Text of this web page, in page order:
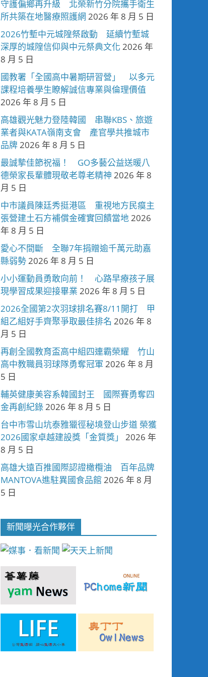
守護偏鄉再升級 北榮新竹分院攜手衛生
所共築在地醫療照護網 2026 年 8 月 5 日
2026竹塹中元城隍祭啟動 延續竹塹城
深厚的城隍信仰與中元祭典文化 2026 年
8 月 5 日
國教署「全國高中暑期研習營」 以多元
課程培養學生瞭解誠信專業與倫理價值
2026 年 8 月 5 日
高雄觀光魅力登陸韓國 串聯KBS、旅遊
業者與KATA嶺南支會 產官學共推城市
品牌2026 年 8 月 5 日
最誠摯佳節祝福！ GO多藝公益送暖八
德榮家長輩體現敬老尊老精神 2026 年 8
月 5 日
中市議員陳廷秀挺港區 重視地方民瘼主
張營建土石方補償金確實回饋當地2026
年 8 月 5 日
愛心不間斷 全聯7年捐贈逾千萬元助嘉
縣弱勢2026 年 8 月 5 日
小小運動員勇敢向前！ 心路早療孩子展
現學習成果迎接畢業 2026 年 8 月 5 日
2026全國第2次羽球排名賽8/11開打 甲
組乙組好手齊聚爭取最佳排名 2026 年 8
月 5 日
再創全國教育盃高中組四連霸榮耀 竹山
高中教職員羽球隊勇奪冠軍 2026 年 8 月
5 日
輔英健康美容系韓國封王 國際賽勇奪四
金再創紀錄2026 年 8 月 5 日
台中市雪山坑泰雅獵徑秘境登山步道 榮獲
2026國家卓越建設獎「金質獎」
2026 年
8 月 5 日
高雄大遠百推國際認證橄欖油 百年品牌
MANTOVA進駐異國食品館 2026 年 8 月
5 日
新聞曝光合作夥伴